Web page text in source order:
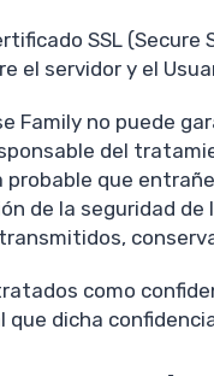
SSL
el servidor y el
Family no puede
del
que
de la seguridad
como
dicha